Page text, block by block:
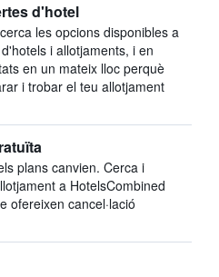
d'hotel
les opcions disponibles a
i allotjaments, i en
en un mateix lloc perquè
i trobar el teu allotjament
plans canvien. Cerca i
a HotelsCombined
ofereixen cancel·lació